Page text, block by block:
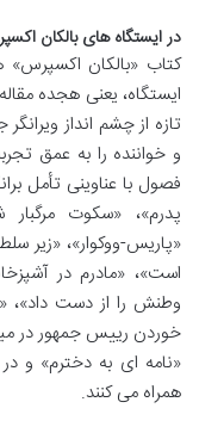
در ایستگاه های بالکان
کتاب «بالکان
ایستگاه، یعنی هجده
تازه از چشم انداز
و خواننده را به عمق
فصول با عناوینی تأمل
پدرم»، «سکوت مرگبار
«پاریس-ووکوار»، «زیر
است»، «مادرم در
وطنش را از دست داد»،
خوردن رییس جمهور در
«نامه ای به دخترم» و
همراه می کنند.